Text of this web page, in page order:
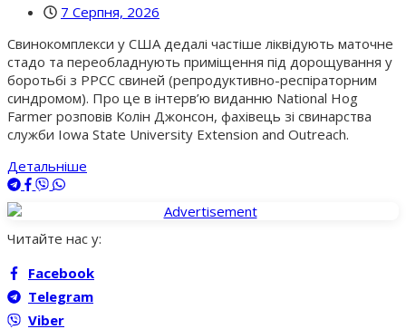
7 Серпня, 2026
Свинокомплекси у США дедалі частіше ліквідують маточне
стадо та переобладнують приміщення під дорощування у
боротьбі з РРСС свиней (репродуктивно-респіраторним
синдромом). Про це в інтерв’ю виданню National Hog
Farmer розповів Колін Джонсон, фахівець зі свинарства
служби Iowa State University Extension and Outreach.
Детальніше
Читайте нас у:
Facebook
Telegram
Viber